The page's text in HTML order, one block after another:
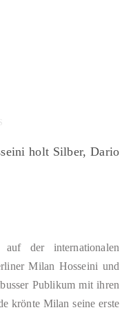
holt Silber, Dario
der internationalen
Milan Hosseini und
Publikum mit ihren
krönte Milan seine erste